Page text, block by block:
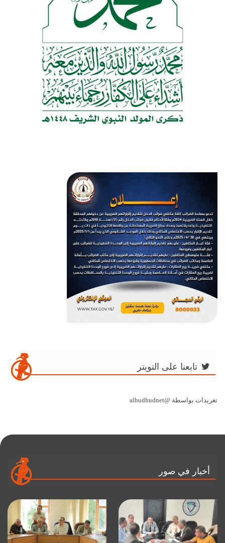
تابعنا على التويتر
تغريدات بواسطة @alhudhudnet
أخبار في صور